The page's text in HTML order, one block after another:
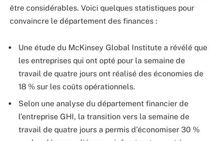
être considérables. Voici quelques statistiques pour
convaincre le département des finances :
Une étude du McKinsey Global Institute a révélé que
les entreprises qui ont opté pour la semaine de
travail de quatre jours ont réalisé des économies de
18 % sur les coûts opérationnels.
Selon une analyse du département financier de
l’entreprise GHI, la transition vers la semaine de
travail de quatre jours a permis d’économiser 30 %